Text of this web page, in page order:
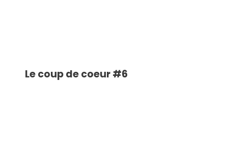
Le coup de coeur #6